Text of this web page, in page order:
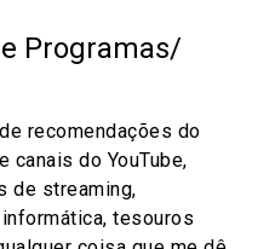
Programas/
recomendações do
canais do YouTube,
de streaming,
tesouros